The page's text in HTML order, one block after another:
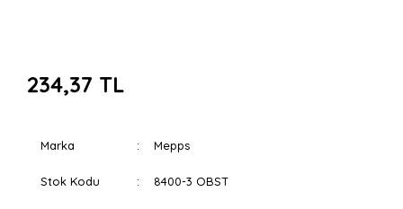
234,37 TL
Marka Mepps
Stok Kodu 8400-3 OBST